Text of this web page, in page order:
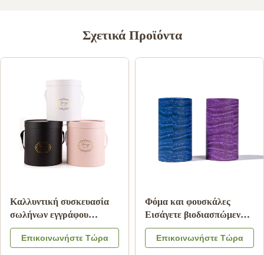
Σχετικά Προϊόντα
Ζαρωμένος κύλινδρος
σωλήνας Pantone
εγγράφου που τυπώνει την
ακίνδυνη για τα παιδιά
Επικοινωνήστε Τώρα
Συσκευασία τροφίμων
σωλήνων εγγράφου
χαρτονιού με το λογότυπο
χρώματος καπακιών
Επικοινωνήστε Τώρα